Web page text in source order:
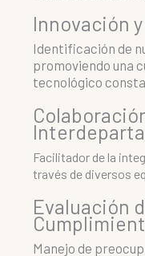
Innovación
Identificación de
promoviendo una
tecnológico
Facilitador de la
través de diversos
Evaluación
Manejo de